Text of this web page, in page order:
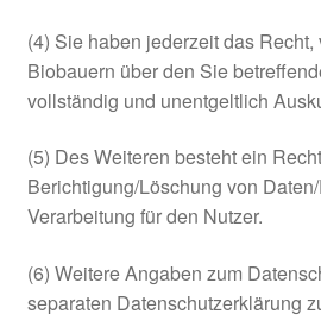
(4) Sie haben jederzeit das
Biobauern über den Sie
vollständig und unentgeltlich
(5) Des Weiteren besteht ein
Berichtigung/Löschung von
Verarbeitung für den Nutzer.
(6) Weitere Angaben zum
separaten Datenschutzerklärung